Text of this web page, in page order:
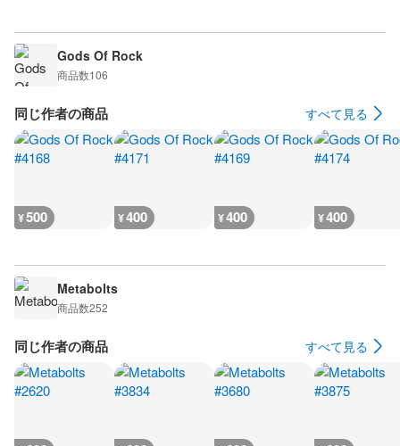
Gods Of Rock
商品数106
同じ作者の商品 すべて見る
¥500 ¥400 ¥400 ¥400
Metabolts
商品数252
同じ作者の商品 すべて見る